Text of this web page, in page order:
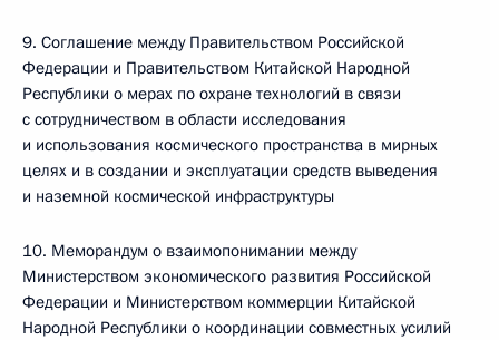
9. Соглашение между Правительством Российской
Федерации и Правительством Китайской Народной
Республики о мерах по охране технологий в связи
с сотрудничеством в области исследования
и использования космического пространства в мирных
целях и в создании и эксплуатации средств выведения
и наземной космической инфраструктуры
10. Меморандум о взаимопонимании между
Министерством экономического развития Российской
Федерации и Министерством коммерции Китайской
Народной Республики о координации совместных усилий